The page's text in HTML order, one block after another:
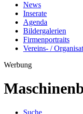
News
Inserate
Agenda
Bildergalerien
Firmenportraits
Vereins- /
Werbung
Suche